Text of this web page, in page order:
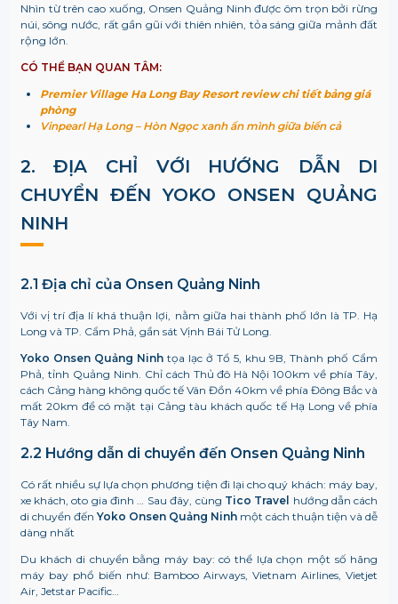
Nhìn từ trên cao xuống, Onsen Quảng Ninh được ôm trọn bởi rừng
núi, sông nước, rất gần gũi với thiên nhiên, tỏa sáng giữa mảnh đất
rộng lớn.
CÓ THỂ BẠN QUAN TÂM:
Premier Village Ha Long Bay Resort review chi tiết bảng giá
phòng
Vinpearl Hạ Long – Hòn Ngọc xanh ẩn mình giữa biển cả
2. ĐỊA CHỈ VỚI HƯỚNG DẪN DI
CHUYỂN ĐẾN YOKO ONSEN QUẢNG
NINH
2.1 Địa chỉ của Onsen Quảng Ninh
Với vị trí địa lí khá thuận lợi, nằm giữa hai thành phố lớn là TP. Hạ
Long và TP. Cẩm Phả, gần sát Vịnh Bái Tử Long.
Yoko Onsen Quảng Ninh tọa lạc ở Tổ 5, khu 9B, Thành phố Cẩm
Phả, tỉnh Quảng Ninh. Chỉ cách Thủ đô Hà Nội 100km về phía Tây,
cách Cảng hàng không quốc tế Vân Đồn 40km về phía Đông Bắc và
mất 20km để có mặt tại Cảng tàu khách quốc tế Hạ Long về phía
Tây Nam.
2.2 Hướng dẫn di chuyển đến Onsen Quảng Ninh
Có rất nhiều sự lựa chọn phương tiện đi lại cho quý khách: máy bay,
xe khách, oto gia đình … Sau đây, cùng Tico Travel hướng dẫn cách
di chuyển đến Yoko Onsen Quảng Ninh một cách thuận tiện và dễ
dàng nhất
Du khách di chuyển bằng máy bay: có thể lựa chọn một số hãng
máy bay phổ biến như: Bamboo Airways, Vietnam Airlines, Vietjet
Air, Jetstar Pacific…